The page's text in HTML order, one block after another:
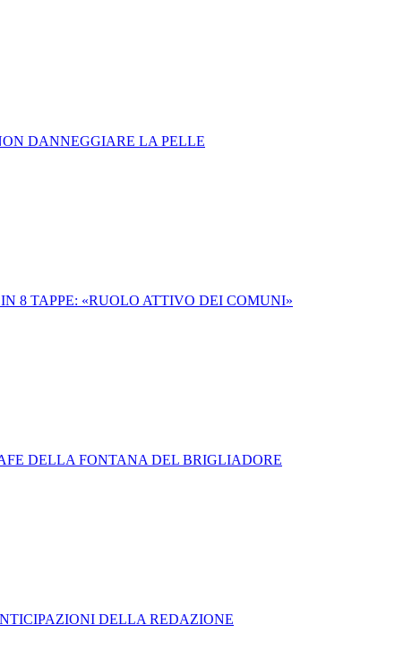
DANNEGGIARE LA PELLE
8 TAPPE: «RUOLO ATTIVO DEI COMUNI»
DELLA FONTANA DEL BRIGLIADORE
DELLA REDAZIONE